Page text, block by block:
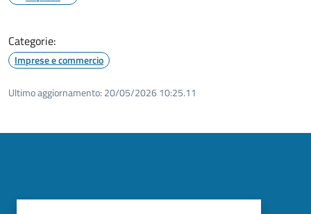
Categorie:
Imprese e commercio
Ultimo aggiornamento: 20/05/2026 10:25.11